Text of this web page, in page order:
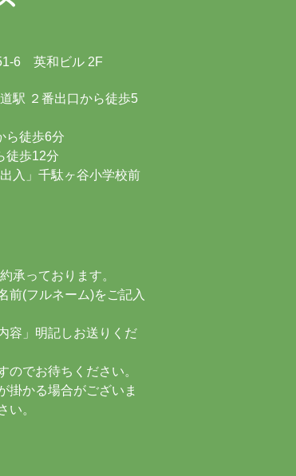
6 英和ビル 2F
駅 ２番出口から徒歩5
ら徒歩6分
徒歩12分
入」千駄ヶ谷小学校前
承っております。
前(フルネーム)をご記入
容」明記しお送りくだ
のでお待ちください。
掛かる場合がございま
い。